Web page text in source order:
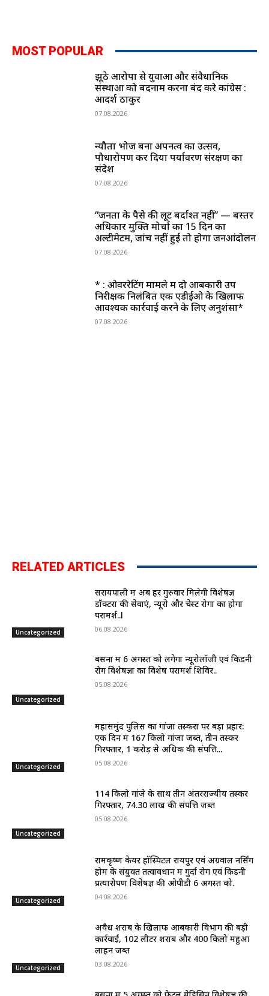
MOST POPULAR
झूठे आरोपों से युवाओं और संवैधानिक
संस्थाओं को बदनाम करना बंद करे कांग्रेस :
आदर्श ठाकुर
07.08.2026
न्यौता भोज बना अपनत्व का उत्सव,
पौधारोपण कर दिया पर्यावरण संरक्षण का
संदेश
07.08.2026
“जनता के पैसे की लूट बर्दाश्त नहीं” — बस्तर
अधिकार मुक्ति मोर्चा का 15 दिन का
अल्टीमेटम, जांच नहीं हुई तो होगा जनआंदोलन
07.08.2026
* : ओवररेटिंग मामले में दो आबकारी उप
निरीक्षक निलंबित एक एडीईओ के खिलाफ
आवश्यक कार्रवाई करने के लिए अनुशंसा*
07.08.2026
RELATED ARTICLES
Uncategorized
सरायपाली में अब हर गुरुवार मिलेगी विशेषज्ञ
डॉक्टरों की सेवाएं, न्यूरो और चेस्ट रोगों का होगा
परामर्श..l
06.08.2026
Uncategorized
बसना में 6 अगस्त को लगेगा न्यूरोलॉजी एवं किडनी
रोग विशेषज्ञों का विशेष परामर्श शिविर..
05.08.2026
Uncategorized
महासमुंद पुलिस का गांजा तस्करों पर बड़ा प्रहार:
एक दिन में 167 किलो गांजा जब्त, तीन तस्कर
गिरफ्तार, 1 करोड़ से अधिक की संपत्ति...
05.08.2026
Uncategorized
114 किलो गांजे के साथ तीन अंतरराज्यीय तस्कर
गिरफ्तार, 74.30 लाख की संपत्ति जब्त
05.08.2026
Uncategorized
रामकृष्ण केयर हॉस्पिटल रायपुर एवं अग्रवाल नर्सिंग
होम के संयुक्त तत्वावधान में गुर्दा रोग एवं किडनी
प्रत्यारोपण विशेषज्ञ की ओपीडी 6 अगस्त को.
04.08.2026
Uncategorized
अवैध शराब के खिलाफ आबकारी विभाग की बड़ी
कार्रवाई, 102 लीटर शराब और 400 किलो महुआ
लाहन जब्त
03.08.2026